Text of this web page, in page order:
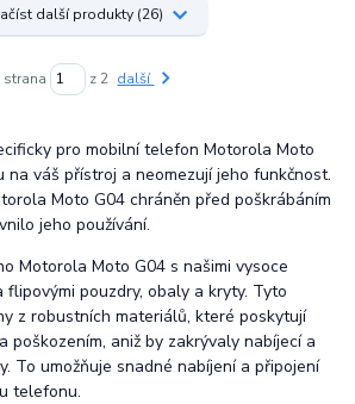
další produkty (26)
strana z 2 další
pro mobilní telefon Motorola Moto
na váš přístroj a neomezují jeho funkčnost.
Moto G04 chráněn před poškrábáním
jeho používání.
Motorola Moto G04 s našimi vysoce
flipovými pouzdry, obaly a kryty. Tyto
z robustních materiálů, které poskytují
poškozením, aniž by zakrývaly nabíjecí a
To umožňuje snadné nabíjení a připojení
telefonu.